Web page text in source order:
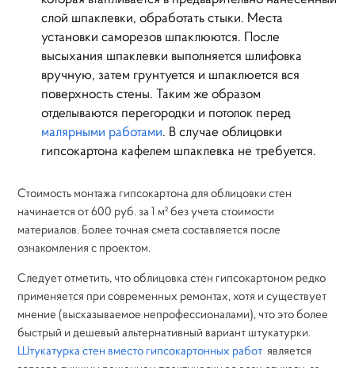
слой шпаклевки, обработать стыки. Места
установки саморезов шпаклюются. После
высыхания шпаклевки выполняется шлифовка
вручную, затем грунтуется и шпаклюется вся
поверхность стены. Таким же образом
отделываются перегородки и потолок перед
малярными работами. В случае облицовки
гипсокартона кафелем шпаклевка не требуется.
Стоимость монтажа гипсокартона для облицовки стен
начинается от 600 руб. за 1 м² без учета стоимости
материалов. Более точная смета составляется после
ознакомления с проектом.
Следует отметить, что облицовка стен гипсокартоном редко
применяется при современных ремонтах, хотя и существует
мнение (высказываемое непрофессионалами), что это более
быстрый и дешевый альтернативный вариант штукатурки.
Штукатурка стен вместо гипсокартонных работ является